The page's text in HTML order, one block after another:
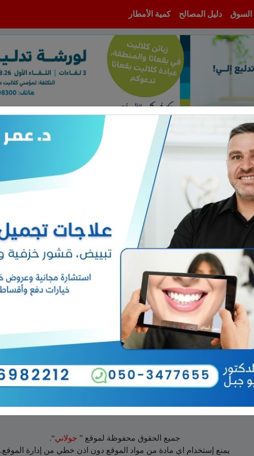
السوق دليل المصالح كمية الأمطار
جميع الحقوق محفوظة لموقع ” جولاني“.
يمنع إستخدام اي مادة من مواد الموقع دون اذن خطي من إدارة الموقع.